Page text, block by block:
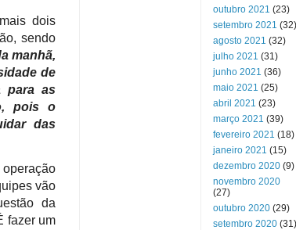
dois
sendo
manhã,
de
para as
pois o
das
vão
da
fazer um
outubro 2021 (23)
setembro 2021 (32)
agosto 2021 (32)
julho 2021 (31)
junho 2021 (36)
maio 2021 (25)
abril 2021 (23)
março 2021 (39)
fevereiro 2021 (18)
janeiro 2021 (15)
dezembro 2020 (9)
novembro 2020
(27)
outubro 2020 (29)
setembro 2020 (31)